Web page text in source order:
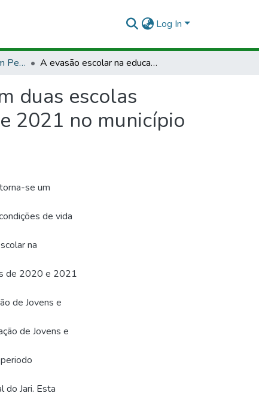
Log In
TCCLJ - Licenciatura em Pedagogia - EAD A evasão escolar na educação de jovens e adultos em duas escolas estaduais no período da pandemia no anos de 2020 e 2021 no município de Laranjal do Jari
duas escolas
2021 no município
se um
de vida
na
de 2020 e 2021
de Jovens e
de Jovens e
do Jari. Esta